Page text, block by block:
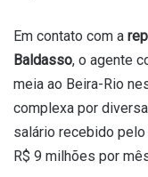
Em contato com a
Baldasso, o agente
meia ao Beira-Rio
complexa por
salário recebido
R$ 9 milhões por